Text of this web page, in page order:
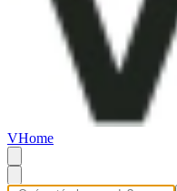
VHome